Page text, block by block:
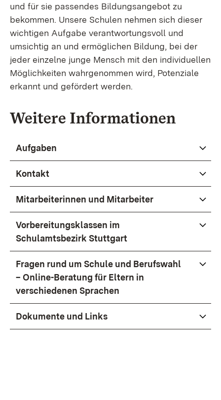
und für sie passendes Bildungsangebot zu
bekommen. Unsere Schulen nehmen sich dieser
wichtigen Aufgabe verantwortungsvoll und
umsichtig an und ermöglichen Bildung, bei der
jeder einzelne junge Mensch mit den individuellen
Möglichkeiten wahrgenommen wird, Potenziale
erkannt und gefördert werden.
Weitere Informationen
Aufgaben
Kontakt
Mitarbeiterinnen und Mitarbeiter
Vorbereitungsklassen im
Schulamtsbezirk Stuttgart
Fragen rund um Schule und Berufswahl
– Online-Beratung für Eltern in
verschiedenen Sprachen
Dokumente und Links